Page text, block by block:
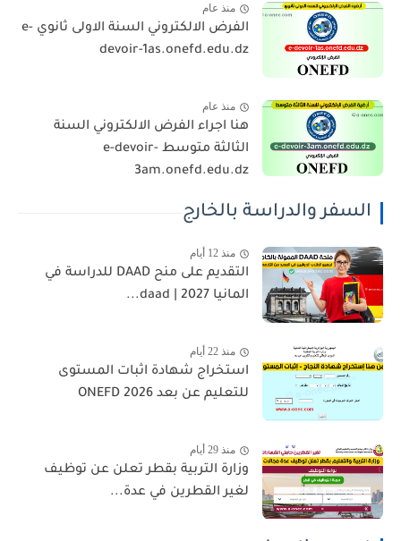
منذ عام
الفرض الالكتروني السنة الاولى ثانوي e-
devoir-1as.onefd.edu.dz
منذ عام
هنا اجراء الفرض الالكتروني السنة
الثالثة متوسط e-devoir-
3am.onefd.edu.dz
السفر والدراسة بالخارج
منذ 12 أيام
التقديم على منح DAAD للدراسة في
المانيا 2027 | daad...
منذ 22 أيام
استخراج شهادة اثبات المستوى
للتعليم عن بعد 2026 ONEFD
منذ 29 أيام
وزارة التربية بقطر تعلن عن توظيف
لغير القطرين في عدة...